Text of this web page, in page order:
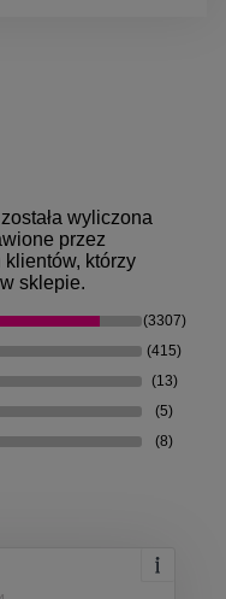
wyliczona
przez
którzy
sklepie.
(3307)
(415)
(13)
(5)
(8)